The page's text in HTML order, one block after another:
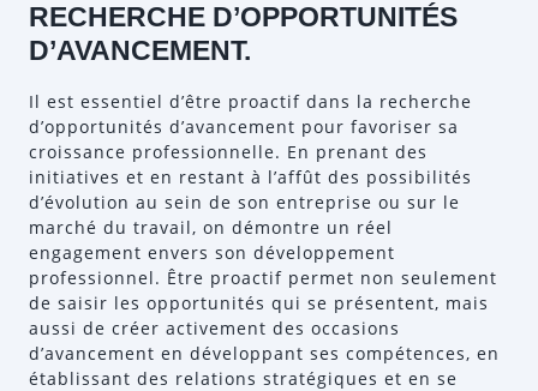
RECHERCHE D’OPPORTUNITÉS
D’AVANCEMENT.
Il est essentiel d’être proactif dans la recherche
d’opportunités d’avancement pour favoriser sa
croissance professionnelle. En prenant des
initiatives et en restant à l’affût des possibilités
d’évolution au sein de son entreprise ou sur le
marché du travail, on démontre un réel
engagement envers son développement
professionnel. Être proactif permet non seulement
de saisir les opportunités qui se présentent, mais
aussi de créer activement des occasions
d’avancement en développant ses compétences, en
établissant des relations stratégiques et en se